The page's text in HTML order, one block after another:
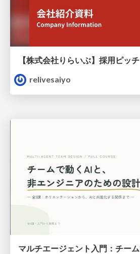
【株式会社りらいぶ】採用ピッチ
relivesaiyo